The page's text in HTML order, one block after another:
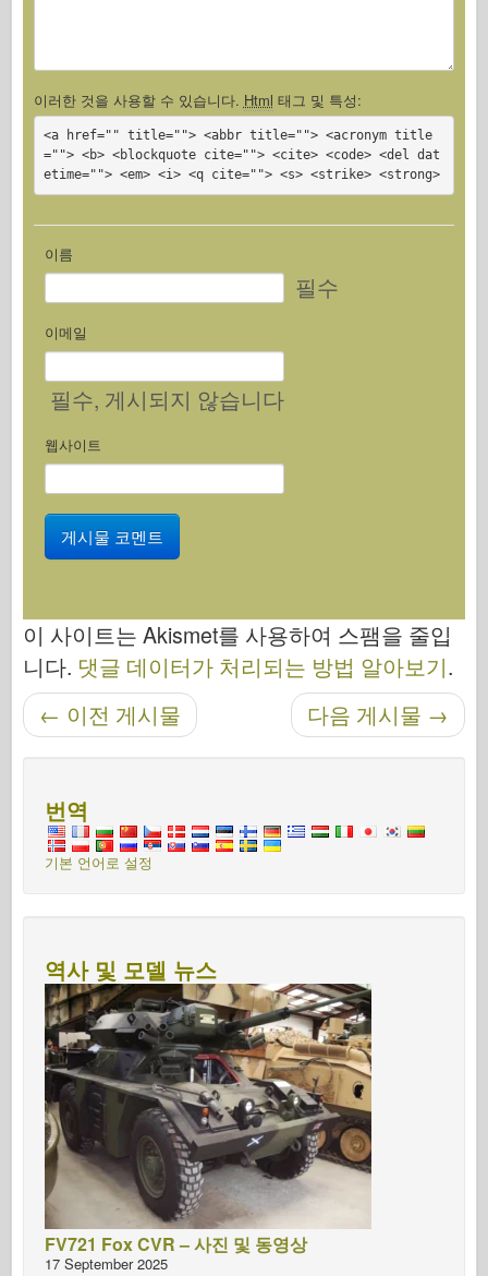
이러한 것을 사용할 수 있습니다. Html 태그 및 특성:
<a href="" title=""> <abbr title=""> <acronym title
=""> <b> <blockquote cite=""> <cite> <code> <del dat
etime=""> <em> <i> <q cite=""> <s> <strike> <strong>
이름
필수
이메일
필수, 게시되지 않습니다
웹사이트
이 사이트는 Akismet를 사용하여 스팸을 줄입
니다. 댓글 데이터가 처리되는 방법 알아보기.
탐색 후 다음 게시물 →
← 이전 게시물
번역
기본 언어로 설정
역사 및 모델 뉴스
FV721 Fox CVR – 사진 및 동영상
17 September 2025